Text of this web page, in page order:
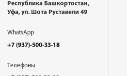
Республика Башкортостан,
Уфа, ул. Шота Руставели 49
WhatsApp
+7 (937)-500-33-18
Телефоны